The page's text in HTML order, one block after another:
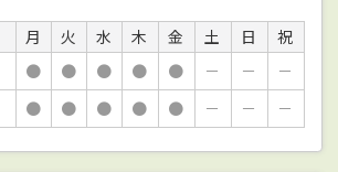
月 火 水 木 金 土 日
祝
● ● ● ● ● － －
－
● ● ● ● ● － － －